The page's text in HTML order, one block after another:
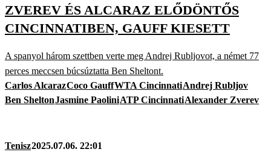
ZVEREV ÉS ALCARAZ ELŐDÖNTŐS
CINCINNATIBEN, GAUFF KIESETT
A spanyol három szettben verte meg Andrej Rubljovot, a német 77
perces meccsen búcsúztatta Ben Sheltont.
Carlos AlcarazCoco GauffWTA CincinnatiAndrej Rubljov
Ben SheltonJasmine PaoliniATP CincinnatiAlexander Zverev
Tenisz2025.07.06. 22:01